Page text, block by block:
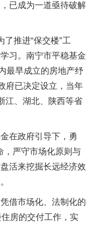
已成为一道亟待破解
推进“保交楼”工
习。南宁市平稳基金
最早成立的房地产纾
府已决定设立，当年
江、湖北、陕西等省
在政府引导下，勇
，严守市场化原则与
活来挖掘长远经济效
借市场化、法制化的
房的交付工作，实